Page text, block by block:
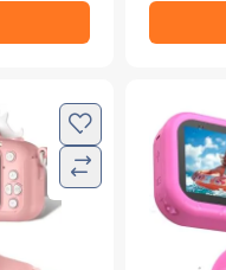
Kinderkamera
Zur Wunschliste
Vergleichen